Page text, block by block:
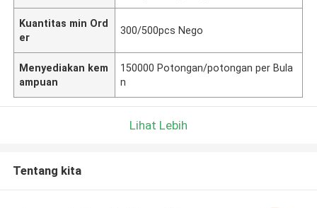
Kuantitas min Ord
er
300/500pcs Nego
Menyediakan kem
ampuan
150000 Potongan/potongan per Bula
n
Lihat Lebih
Tentang kita